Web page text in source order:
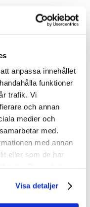
anpassa innehållet
funktioner
trafik. Vi
och annan
medier och
med.
med annan
eller som de har
Visa detaljer
CO2än en